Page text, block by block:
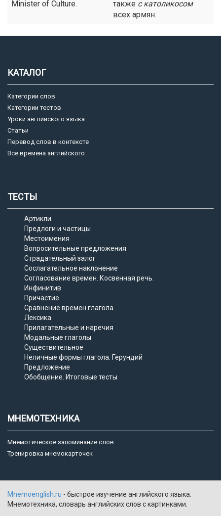
Minister of Culture.
также скатоликосом
всех армян.
КАТАЛОГ
Категории слов
Категории тестов
Уроки английского языка
Статьи
Перевод слов в контексте
Все времена английского
ТЕСТЫ
Артикли
Предлоги и частицы
Местоимения
Вопросительные предложения
Страдательный залог
Сослагательное наклонение
Согласование времен. Косвенная речь.
Инфинитив
Причастие
Сравнение времен глагола
Лексика
Прилагательные и наречия
Модальные глаголы
Существительное
Неличные формы глагола. Герундий
Предложение
Обобщение. Итоговые тесты
МНЕМОТЕХНИКА
Мнемотическое запоминание слов
Тренировка мнемокарточек
Mnemoenglish.ru - быстрое изучение английского языка.
Мнемотехника, словарь английских слов с картинками.